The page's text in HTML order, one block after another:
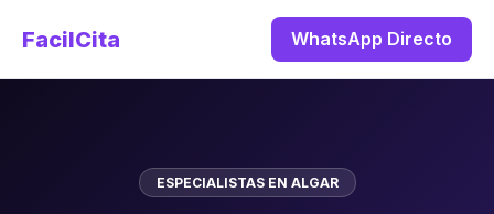
FacilCita WhatsApp Directo
ESPECIALISTAS EN ALGAR